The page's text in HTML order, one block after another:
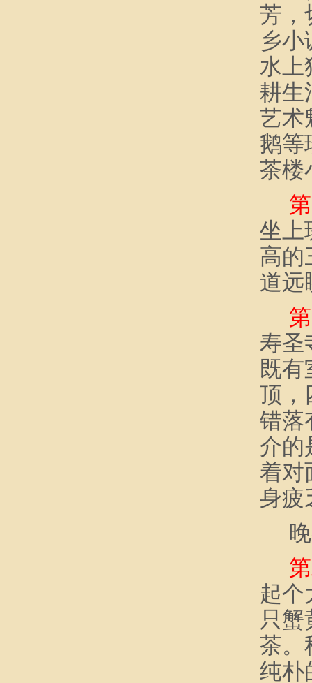
芳，
乡
水上
耕生
艺术
鹅等
茶楼
坐上
高的
道远
寿圣
既
顶，
错落
介的
着对
身疲
起个
只
茶。
纯朴